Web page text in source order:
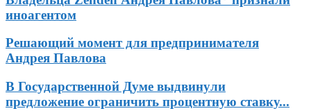
иноагентом
Решающий момент для предпринимателя
Андрея Павлова
В Государственной Думе выдвинули
предложение ограничить процентную ставку...